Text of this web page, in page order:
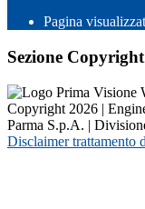
Pagina
Sezione Copyright
Copyright 2026 |
Parma S.p.A. |
Disclaimer trattamento